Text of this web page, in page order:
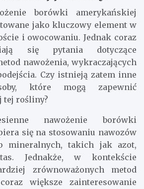
borówki amerykańskiej
jako kluczowy element w
i owocowaniu. Jednak coraz
się pytania dotyczące
nawożenia, wykraczających
Czy istnieją zatem inne
które mogą zapewnić
tej rośliny?
nawożenie borówki
się na stosowaniu nawozów
mineralnych, takich jak azot,
Jednakże, w kontekście
zrównoważonych metod
większe zainteresowanie